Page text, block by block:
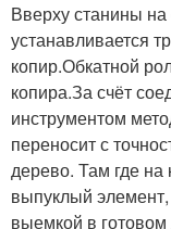
расточные
станки
Вверху станины
устанавливается
копир.Обкатной
копира.За счёт
инструментом
переносит с
дерево. Там где на
выпуклый
выемкой в